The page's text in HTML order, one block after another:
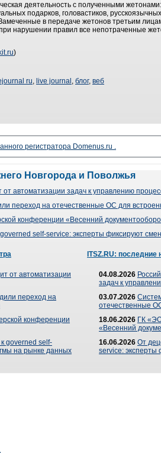
деятельность с полученными
подарков, головастиков,
в передаче жетонов третьим
нарушении правил все непотраченные
)
ru, live journal , блог, веб
регистратора Domenus.ru .
Новгорода и Поволжья
от автоматизации задач к управлению
переход на отечественные ОС для
конференции «Весенний
self-service: эксперты фиксируют
от автоматизации
переход на
конференции
governed self-
на рынке данных
ITSZ.RU: последние
04.08.2026
задач к
03.07.2026
отечественные
18.06.2026 ГК
«Весенний
16.06.2026 От
service: